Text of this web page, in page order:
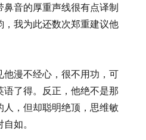
音的厚重声线很有点译制
，我为此还数次郑重建议他
漫不经心，很不用功，可
了得。反正，他绝不是那
，但却聪明绝顶，思维敏
如。